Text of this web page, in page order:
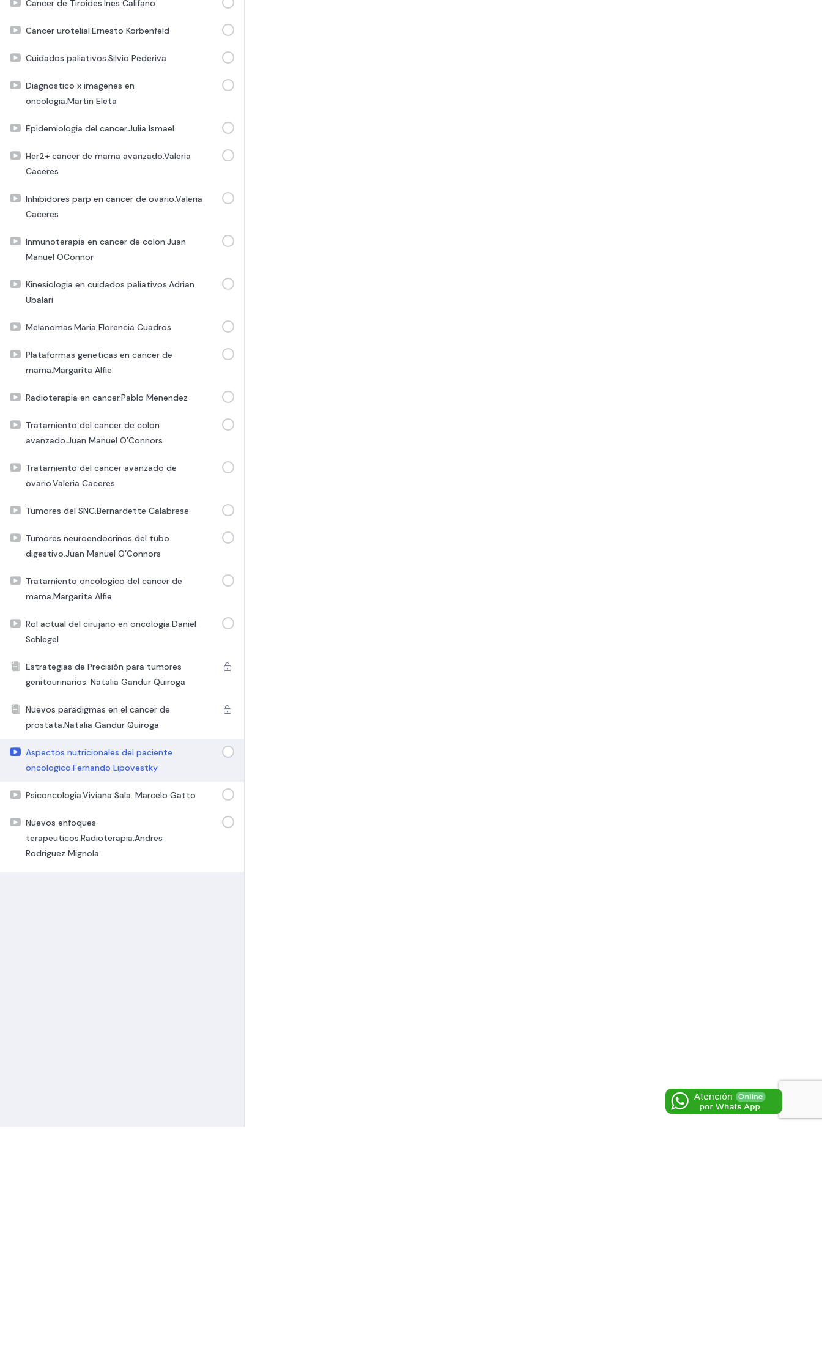
Cancer de Tiroides.Ines Califano
Cancer urotelial.Ernesto Korbenfeld
Cuidados paliativos.Silvio Pederiva
Diagnostico x imagenes en
oncologia.Martin Eleta
Epidemiologia del cancer.Julia Ismael
Her2+ cancer de mama avanzado.Valeria
Caceres
Inhibidores parp en cancer de ovario.Valeria
Caceres
Inmunoterapia en cancer de colon.Juan
Manuel OConnor
Kinesiologia en cuidados paliativos.Adrian
Ubalari
Melanomas.Maria Florencia Cuadros
Plataformas geneticas en cancer de
mama.Margarita Alfie
Radioterapia en cancer.Pablo Menendez
Tratamiento del cancer de colon
avanzado.Juan Manuel O’Connors
Tratamiento del cancer avanzado de
ovario.Valeria Caceres
Tumores del SNC.Bernardette Calabrese
Tumores neuroendocrinos del tubo
digestivo.Juan Manuel O’Connors
Tratamiento oncologico del cancer de
mama.Margarita Alfie
Rol actual del cirujano en oncologia.Daniel
Schlegel
Estrategias de Precisión para tumores
genitourinarios. Natalia Gandur Quiroga
Nuevos paradigmas en el cancer de
prostata.Natalia Gandur Quiroga
Aspectos nutricionales del paciente
oncologico.Fernando Lipovestky
Psiconcologia.Viviana Sala. Marcelo Gatto
Nuevos enfoques
terapeuticos.Radioterapia.Andres
Rodriguez Mignola